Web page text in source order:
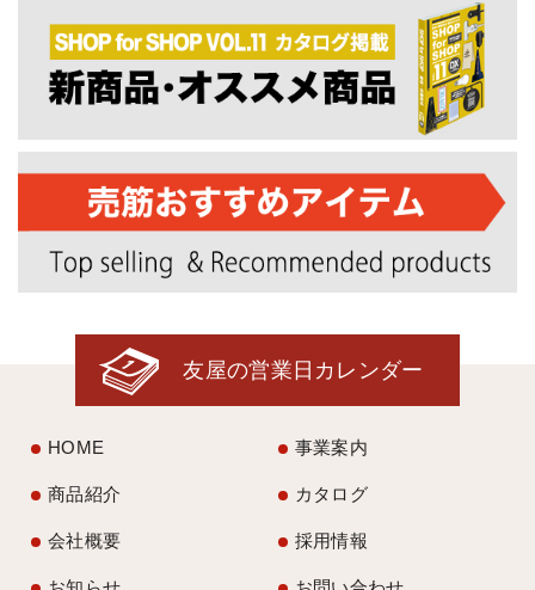
友屋の営業日カレンダー
HOME 事業案内
商品紹介 カタログ
会社概要 採用情報